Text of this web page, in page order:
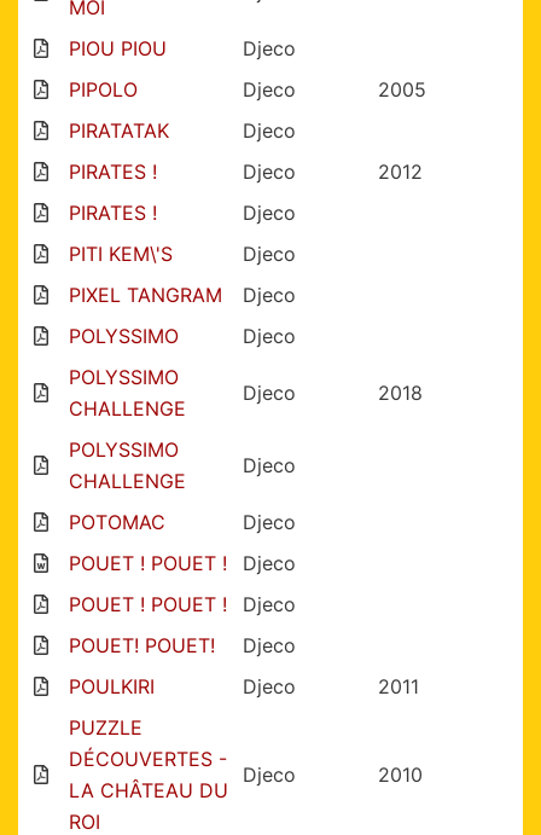
MOI
PIOU PIOU
Djeco
PIPOLO
Djeco
2005
PIRATATAK
Djeco
PIRATES !
Djeco
2012
PIRATES !
Djeco
PITI KEM\'S
Djeco
PIXEL TANGRAM
Djeco
POLYSSIMO
Djeco
POLYSSIMO
CHALLENGE
Djeco 2018
POLYSSIMO
CHALLENGE
Djeco
POTOMAC
Djeco
POUET ! POUET !
Djeco
POUET ! POUET !
Djeco
POUET! POUET!
Djeco
POULKIRI
Djeco
2011
PUZZLE
DÉCOUVERTES -
LA CHÂTEAU DU
ROI
Djeco 2010